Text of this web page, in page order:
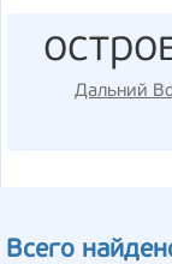
Дальний
Всего